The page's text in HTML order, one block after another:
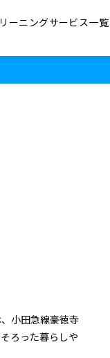
ーニングサービス一覧
小田急線豪徳寺
ろった暮らしや